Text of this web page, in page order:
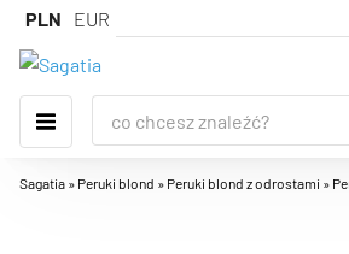
PLN EUR
Sagatia » Peruki blond » Peruki blond z odrostami »